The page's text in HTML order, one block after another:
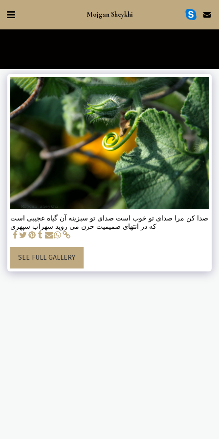
Mojgan Sheykhi
صدا کن مرا صدای تو خوب است صدای تو سبزینه آن گیاه عجیبی است
که در انتهای صمیمیت حزن می روید سهراب سپهری
SEE FULL GALLERY